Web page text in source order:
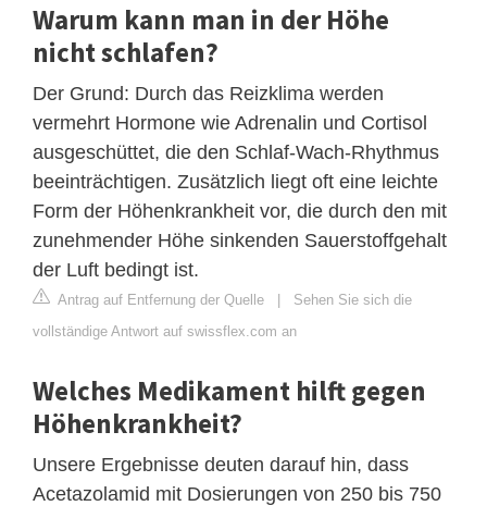
Warum kann man in der Höhe
nicht schlafen?
Der Grund: Durch das Reizklima werden
vermehrt Hormone wie Adrenalin und Cortisol
ausgeschüttet, die den Schlaf-Wach-Rhythmus
beeinträchtigen. Zusätzlich liegt oft eine leichte
Form der Höhenkrankheit vor, die durch den mit
zunehmender Höhe sinkenden Sauerstoffgehalt
der Luft bedingt ist.
Antrag auf Entfernung der Quelle | Sehen Sie sich die
vollständige Antwort auf swissflex.com an
Welches Medikament hilft gegen
Höhenkrankheit?
Unsere Ergebnisse deuten darauf hin, dass
Acetazolamid mit Dosierungen von 250 bis 750